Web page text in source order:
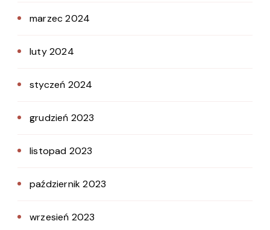
marzec 2024
luty 2024
styczeń 2024
grudzień 2023
listopad 2023
październik 2023
wrzesień 2023